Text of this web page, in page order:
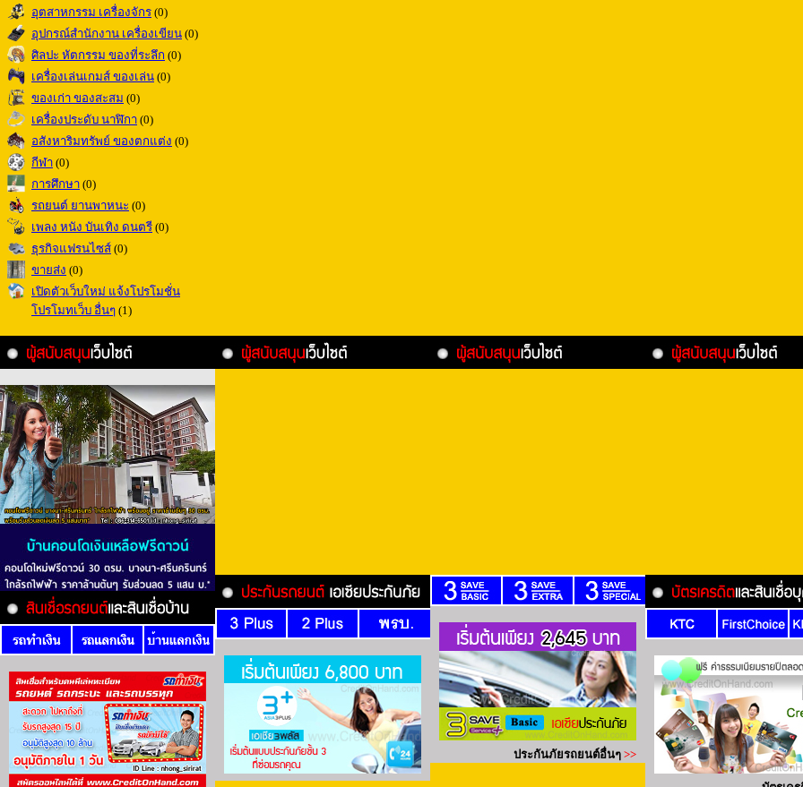
อุตสาหกรรม เครื่องจักร (0)
อุปกรณ์สำนักงาน เครื่องเขียน (0)
ศิลปะ หัตกรรม ของที่ระลึก (0)
เครื่องเล่นเกมส์ ของเล่น (0)
ของเก่า ของสะสม (0)
เครื่องประดับ นาฬิกา (0)
อสังหาริมทรัพย์ ของตกแต่ง (0)
กีฬา (0)
การศึกษา (0)
รถยนต์ ยานพาหนะ (0)
เพลง หนัง บันเทิง ดนตรี (0)
ธุรกิจแฟรนไซส์ (0)
ขายส่ง (0)
เปิดตัวเว็บใหม่ แจ้งโปรโมชั่น
โปรโมทเว็บ อื่นๆ (1)